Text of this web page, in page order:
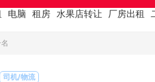
电脑 租房 水果店转让 厂房出租
司机/物流